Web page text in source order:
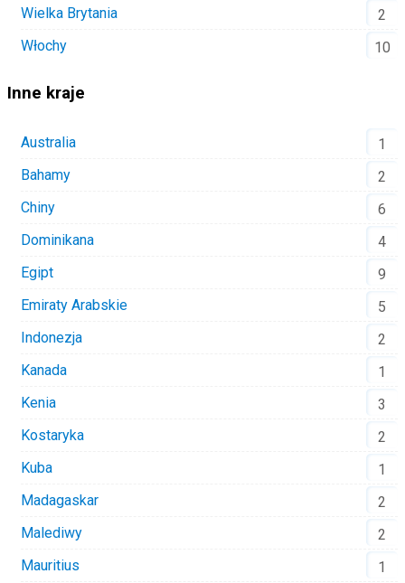
Wielka Brytania
2
Włochy
10
Inne kraje
Australia
1
Bahamy
2
Chiny
6
Dominikana
4
Egipt
9
Emiraty Arabskie
5
Indonezja
2
Kanada
1
Kenia
3
Kostaryka
2
Kuba
1
Madagaskar
2
Malediwy
2
Mauritius
1